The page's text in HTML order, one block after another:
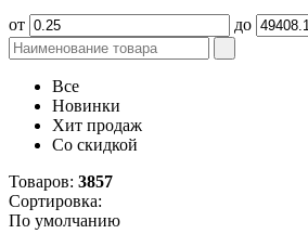
от до
Все
Новинки
Хит продаж
Со скидкой
Товаров: 3857
Сортировка:
По умолчанию